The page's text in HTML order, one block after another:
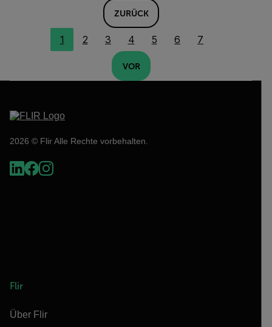
ZURÜCK
1 2 3 4 5 6 7
VOR
2026 © Flir Alle Rechte vorbehalten.
Flir
Über Flir